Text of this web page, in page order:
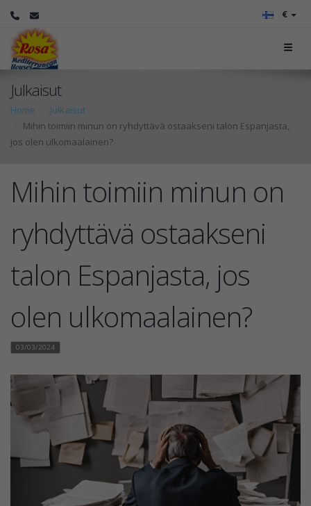
€
Julkaisut
Home
Julkaisut
Mihin toimiin minun on ryhdyttävä ostaakseni talon Espanjasta,
jos olen ulkomaalainen?
Mihin toimiin minun on
ryhdyttävä ostaakseni
talon Espanjasta, jos
olen ulkomaalainen?
03/03/2024